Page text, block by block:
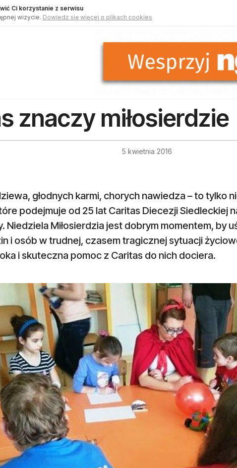
Ci korzystanie z serwisu
wizycie. Dowiedz się więcej o plikach cookies
znaczy miłosierdzie
5 kwietnia 2016
głodnych karmi, chorych nawiedza – to tylko
podejmuje od 25 lat Caritas Diecezji Siedleckiej
Niedziela Miłosierdzia jest dobrym momentem, by
i osób w trudnej, czasem tragicznej sytuacji
i skuteczna pomoc z Caritas do nich dociera.